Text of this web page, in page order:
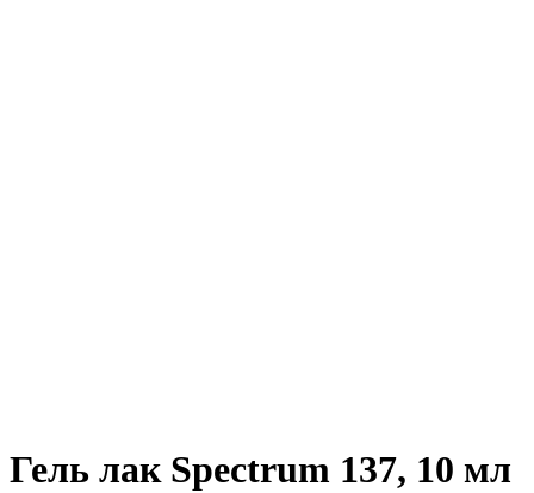
Гель лак Spectrum 137, 10 мл